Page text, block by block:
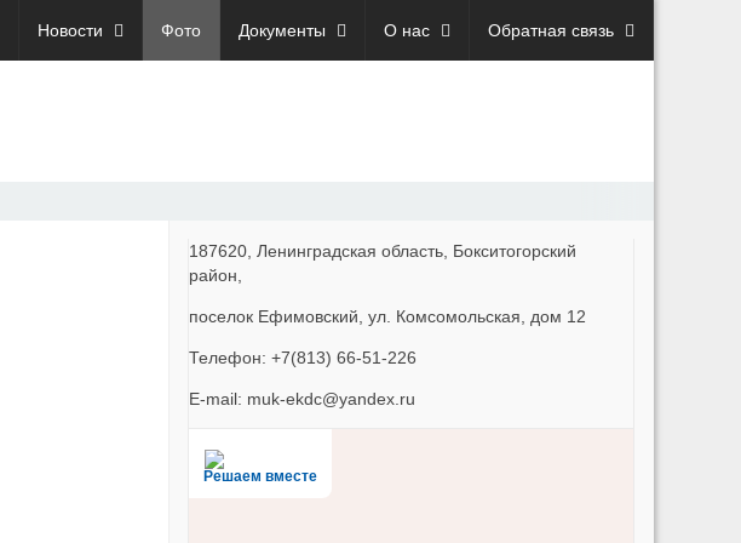
Новости Фото Документы О нас Обратная связь
187620, Ленинградская область, Бокситогорский
район,
поселок Ефимовский, ул. Комсомольская, дом 12
Телефон: +7(813) 66-51-226
E-mail: muk-ekdc@yandex.ru
Решаем вместе